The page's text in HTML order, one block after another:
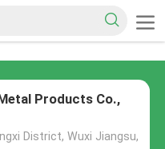
Products Co.,
District, Wuxi Jiangsu,